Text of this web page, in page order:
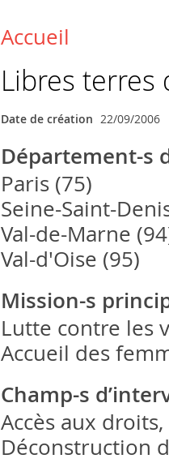
Vous êtes ici
Accueil
Libres terres
Date de création 22/09/2006
Département-s
Paris (75)
Seine-Saint-
Val-de-Marne
Val-d'Oise (95)
Mission-s
Lutte contre les
Accueil des
Champ-s
Accès aux
Déconstruction